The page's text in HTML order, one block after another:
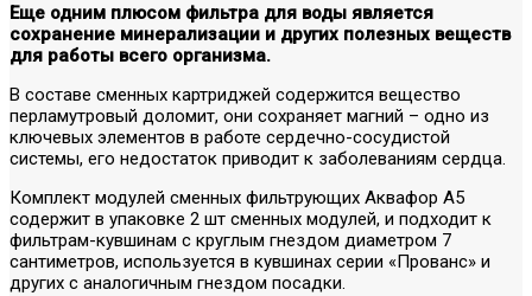
Еще одним плюсом фильтра для воды является
сохранение минерализации и других полезных веществ
для работы всего организма.
В составе сменных картриджей содержится вещество
перламутровый доломит, они сохраняет магний – одно из
ключевых элементов в работе сердечно-сосудистой
системы, его недостаток приводит к заболеваниям сердца.
Комплект модулей сменных фильтрующих Аквафор А5
содержит в упаковке 2 шт сменных модулей, и подходит к
фильтрам-кувшинам с круглым гнездом диаметром 7
сантиметров, используется в кувшинах серии «Прованс» и
других с аналогичным гнездом посадки.